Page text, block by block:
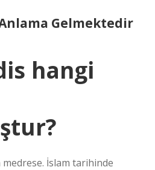
Gelmektedir
hangi
İslam tarihinde